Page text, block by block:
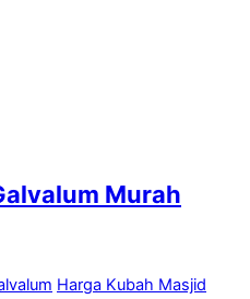
Murah
Harga Kubah Masjid